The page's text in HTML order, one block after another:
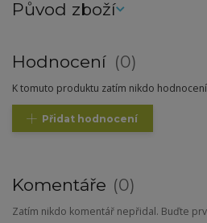
Původ zboží
Hodnocení 0
K tomuto produktu zatím nikdo
Přidat hodnocení
Komentáře 0
Zatím nikdo komentář nepřidal. Buďte